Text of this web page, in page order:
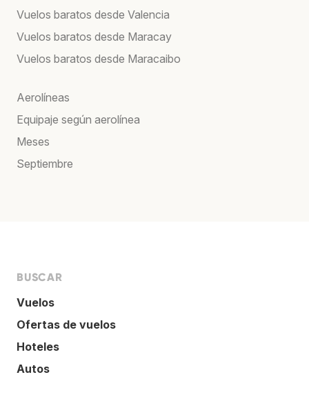
Vuelos baratos desde Valencia
Vuelos baratos desde Maracay
Vuelos baratos desde Maracaibo
Aerolíneas
Equipaje según aerolínea
Meses
Septiembre
BUSCAR
Vuelos
Ofertas de vuelos
Hoteles
Autos